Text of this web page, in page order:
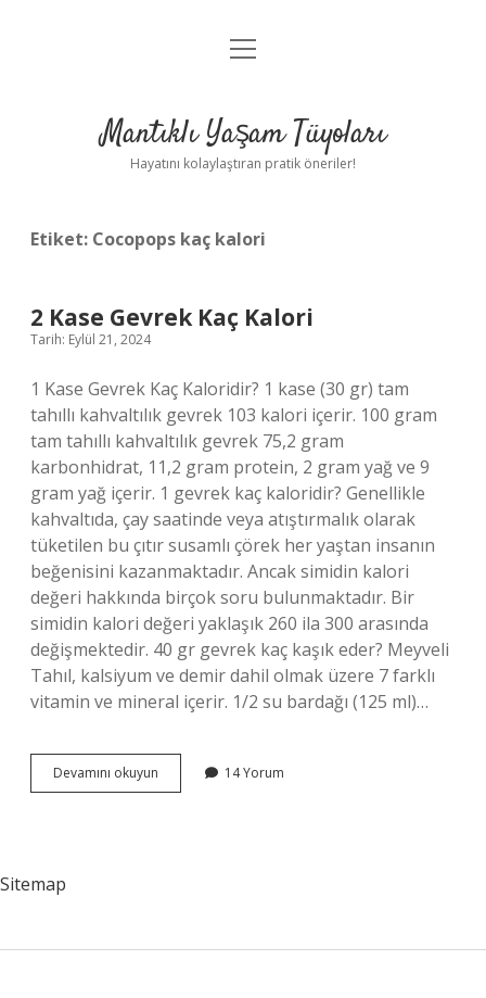
Anasayfa
Yasal Uyarı
menüyü
Mantıklı Yaşam Tüyoları
Hayatını kolaylaştıran pratik öneriler!
Etiket: Cocopops kaç kalori
2 Kase Gevrek Kaç Kalori
Tarih: Eylül 21, 2024
1 Kase Gevrek Kaç Kaloridir? 1 kase (30 gr) tam
tahıllı kahvaltılık gevrek 103 kalori içerir. 100 gram
tam tahıllı kahvaltılık gevrek 75,2 gram
karbonhidrat, 11,2 gram protein, 2 gram yağ ve 9
gram yağ içerir. 1 gevrek kaç kaloridir? Genellikle
kahvaltıda, çay saatinde veya atıştırmalık olarak
tüketilen bu çıtır susamlı çörek her yaştan insanın
beğenisini kazanmaktadır. Ancak simidin kalori
değeri hakkında birçok soru bulunmaktadır. Bir
simidin kalori değeri yaklaşık 260 ila 300 arasında
değişmektedir. 40 gr gevrek kaç kaşık eder? Meyveli
Tahıl, kalsiyum ve demir dahil olmak üzere 7 farklı
vitamin ve mineral içerir. 1/2 su bardağı (125 ml)…
Devamını okuyun
Kase
14 Yorum
Sitemap